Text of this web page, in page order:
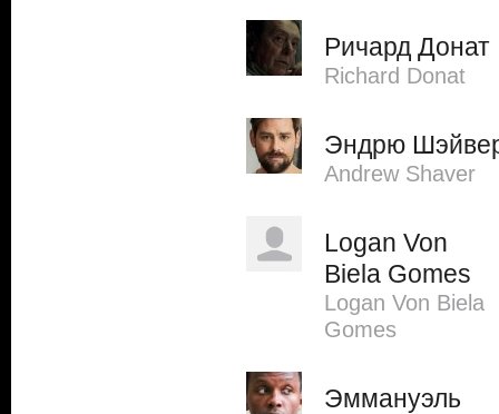
Ричард Донат
Richard Donat
Эндрю
Andrew Shaver
Logan Von
Biela Gomes
Logan Von Biela
Gomes
Эммануэль